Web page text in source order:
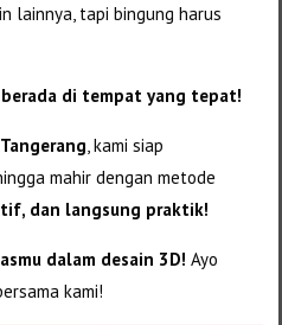
lainnya, tapi bingung harus
berada di tempat yang tepat!
, kami siap
mahir dengan metode
dan langsung praktik!
dalam desain 3D! Ayo
kami!